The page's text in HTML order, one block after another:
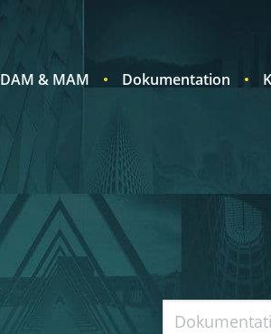
DAM & MAM Dokumentation
Suche